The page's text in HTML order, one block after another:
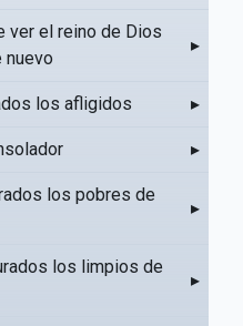
ver el reino de Dios
nuevo
▸
los afligidos ▸
▸
los pobres de
▸
los limpios de
▸